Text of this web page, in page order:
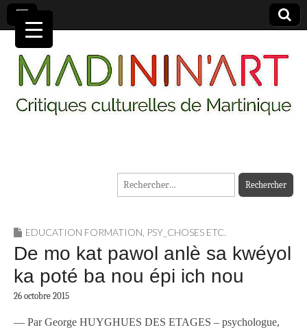
MADININ'ART
Rechercher :
EDUCATION FORMATION, PSY_CHOSES ETC.
De mo kat pawol anlè sa kwéyol
ka poté ba nou épi ich nou
26 octobre 2015
— Par George HUYGHUES DES ETAGES – psychologue,